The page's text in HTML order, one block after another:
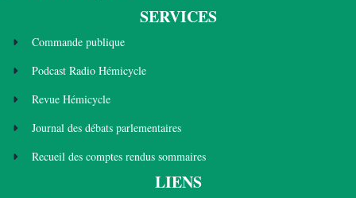
SERVICES
Commande publique
Podcast Radio Hémicycle
Revue Hémicycle
Journal des débats parlementaires
Recueil des comptes rendus sommaires
LIENS